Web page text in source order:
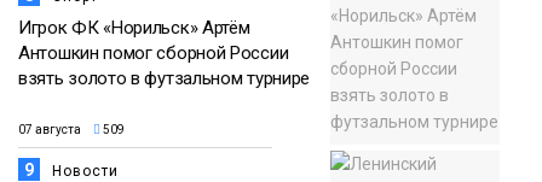
Игрок ФК «Норильск» Артём
Антошкин помог сборной России
взять золото в футзальном турнире
07 августа 509
9 Новости